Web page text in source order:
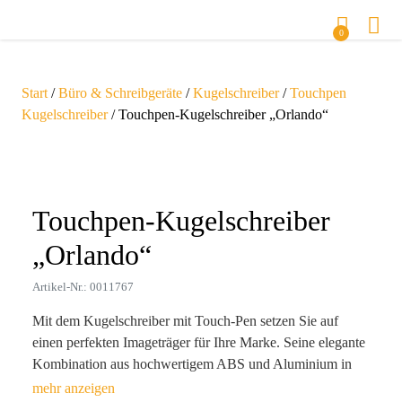
0
Start /Büro & Schreibgeräte /Kugelschreiber/Touchpen
Kugelschreiber/ Touchpen-Kugelschreiber „Orlando“
Touchpen-Kugelschreiber
„Orlando“
Artikel-Nr.: 0011767
Mit dem Kugelschreiber mit Touch-Pen setzen Sie auf
einen perfekten Imageträger für Ihre Marke. Seine elegante
Kombination aus hochwertigem ABS und Aluminium in
modernem Schwarz oder Weiß macht ihn zum absoluten